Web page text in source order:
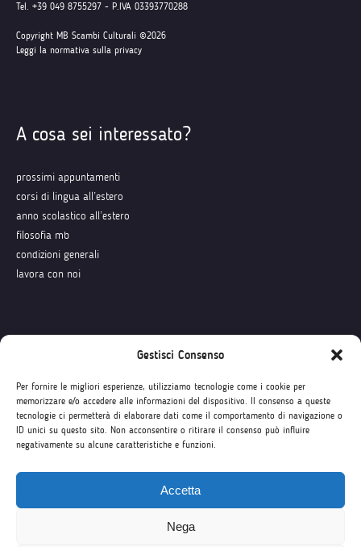
Gestisci Consenso
Per fornire le migliori esperienze, utilizziamo tecnologie come i cookie per
memorizzare e/o accedere alle informazioni del dispositivo. Il consenso a queste
tecnologie ci permetterà di elaborare dati come il comportamento di navigazione o
ID unici su questo sito. Non acconsentire o ritirare il consenso può influire
negativamente su alcune caratteristiche e funzioni.
Accetta
Nega
Tel. +39 049 8755297 - P.IVA 03393770288
Copyright MB Scambi Culturali ©2026
Leggi la normativa sulla privacy
A cosa sei interessato?
prossimi appuntamenti
corsi di lingua all’estero
anno scolastico all’estero
filosofia mb
condizioni generali
lavora con noi